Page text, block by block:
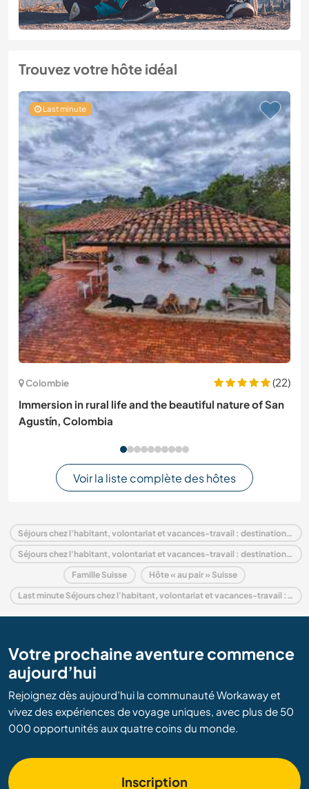
Trouvez votre hôte idéal
Last minute
Colombie
(22)
Immersion in rural life and the beautiful nature of San
Agustín, Colombia
Voir la liste complète des hôtes
Séjours chez l'habitant, volontariat et vacances-travail : destination Suisse
Séjours chez l'habitant, volontariat et vacances-travail : destination Europe
Famille Suisse Hôte « au pair » Suisse
Last minute Séjours chez l'habitant, volontariat et vacances-travail : destination Suisse
Votre prochaine aventure commence
aujourd’hui
Rejoignez dès aujourd’hui la communauté Workaway et
vivez des expériences de voyage uniques, avec plus de 50
000 opportunités aux quatre coins du monde.
Inscription